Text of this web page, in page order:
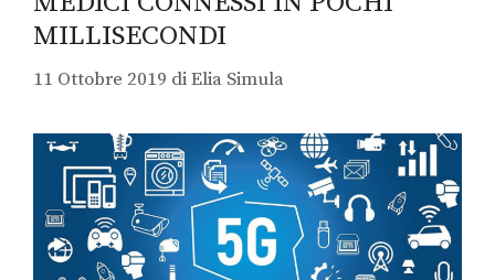
MILLISECONDI
11 Ottobre 2019 diElia Simula